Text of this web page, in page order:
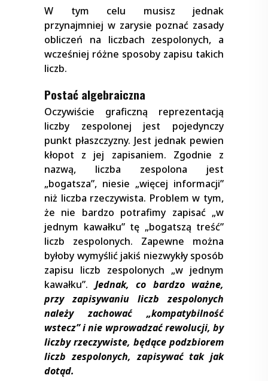
W tym celu musisz jednak
przynajmniej w zarysie poznać zasady
obliczeń na liczbach zespolonych, a
wcześniej różne sposoby zapisu takich
liczb.
Postać algebraiczna
Oczywiście graficzną reprezentacją
liczby zespolonej jest pojedynczy
punkt płaszczyzny. Jest jednak pewien
kłopot z jej zapisaniem. Zgodnie z
nazwą, liczba zespolona jest
„bogatsza”, niesie „więcej informacji”
niż liczba rzeczywista. Problem w tym,
że nie bardzo potrafimy zapisać „w
jednym kawałku” tę „bogatszą treść”
liczb zespolonych. Zapewne można
byłoby wymyślić jakiś niezwykły sposób
zapisu liczb zespolonych „w jednym
kawałku”. Jednak, co bardzo ważne,
przy zapisywaniu liczb zespolonych
należy zachować „kompatybilność
wstecz” i nie wprowadzać rewolucji, by
liczby rzeczywiste, będące podzbiorem
liczb zespolonych, zapisywać tak jak
dotąd.